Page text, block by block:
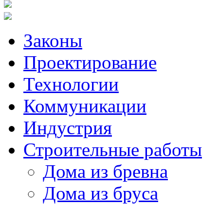
Законы
Проектирование
Технологии
Коммуникации
Индустрия
Строительные работы
Дома из бревна
Дома из бруса